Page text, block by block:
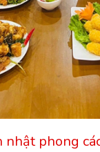
nhật phong